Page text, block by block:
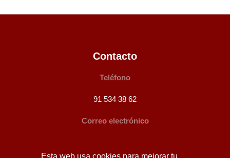
Contacto
Teléfono
91 534 38 62
Correo electrónico